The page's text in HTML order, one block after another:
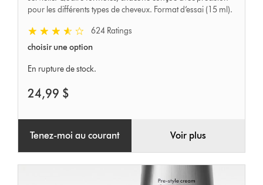
pour les différents types de cheveux. Format d’essai (15 ml).
624 Ratings
choisir une option
En rupture de stock.
24,99 $
Tenez-moi au courant Voir plus